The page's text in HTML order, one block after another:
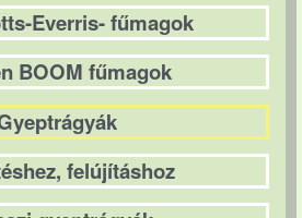
Everris- fűmagok
BOOM fűmagok
felújításhoz